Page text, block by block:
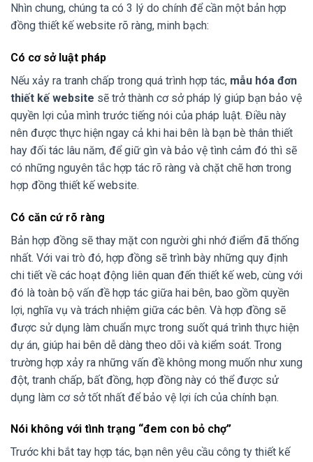
Nhìn chung, chúng ta có 3 lý do chính để cần một bản hợp
đồng thiết kế website rõ ràng, minh bạch:
Có cơ sở luật pháp
Nếu xảy ra tranh chấp trong quá trình hợp tác, mẫu hóa đơn
thiết kế website sẽ trở thành cơ sở pháp lý giúp bạn bảo vệ
quyền lợi của mình trước tiếng nói của pháp luật. Điều này
nên được thực hiện ngay cả khi hai bên là bạn bè thân thiết
hay đối tác lâu năm, để giữ gìn và bảo vệ tình cảm đó thì sẽ
có những nguyên tắc hợp tác rõ ràng và chặt chẽ hơn trong
hợp đồng thiết kế website.
Có căn cứ rõ ràng
Bản hợp đồng sẽ thay mặt con người ghi nhớ điểm đã thống
nhất. Với vai trò đó, hợp đồng sẽ trình bày những quy định
chi tiết về các hoạt động liên quan đến thiết kế web, cùng với
đó là toàn bộ vấn đề hợp tác giữa hai bên, bao gồm quyền
lợi, nghĩa vụ và trách nhiệm giữa các bên. Và hợp đồng sẽ
được sử dụng làm chuẩn mực trong suốt quá trình thực hiện
dự án, giúp hai bên dễ dàng theo dõi và kiểm soát. Trong
trường hợp xảy ra những vấn đề không mong muốn như xung
đột, tranh chấp, bất đồng, hợp đồng này có thể được sử
dụng làm cơ sở tốt nhất để bảo vệ lợi ích của chính bạn.
Nói không với tình trạng “đem con bỏ chợ”
Trước khi bắt tay hợp tác, bạn nên yêu cầu công ty thiết kế